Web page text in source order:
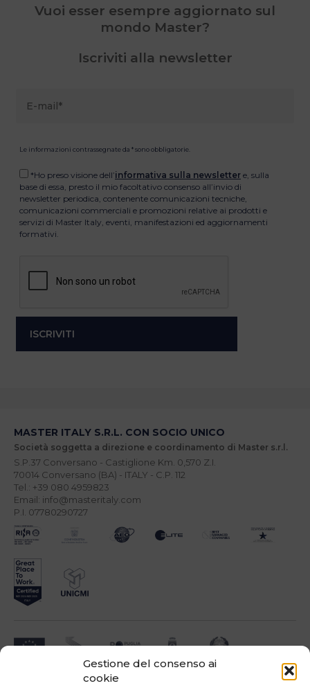
Gestione del consenso ai
cookie
Vuoi esser esempre aggiornato sul
mondo Master?
Iscriviti alla newsletter
Le informazioni contrassegnate da * sono obbligatorie.
*Ho preso visione dell’informativa sulla newsletter e, sulla
base di essa, presto il mio facoltativo consenso all’invio di
newsletter periodica, contenente comunicazioni tecniche,
comunicazioni commerciali e promozioni relative ai prodotti e
servizi di Master Italy, eventi, manifestazioni ed aggiornamenti
formativi.
MASTER ITALY S.R.L. CON SOCIO UNICO
Società soggetta a direzione e coordinamento di Master s.r.l.
S.P.37 Conversano - Castiglione Km. 0,570 Z.I.
70014 Conversano (BA) - ITALY - C.P. 112
Tel.: +39 080 4959823
Email: info@masteritaly.com
P.I. 07780290727
Impresa beneficiari ai sensi dell'Avviso INNOPROCESS - interventi di supporto a